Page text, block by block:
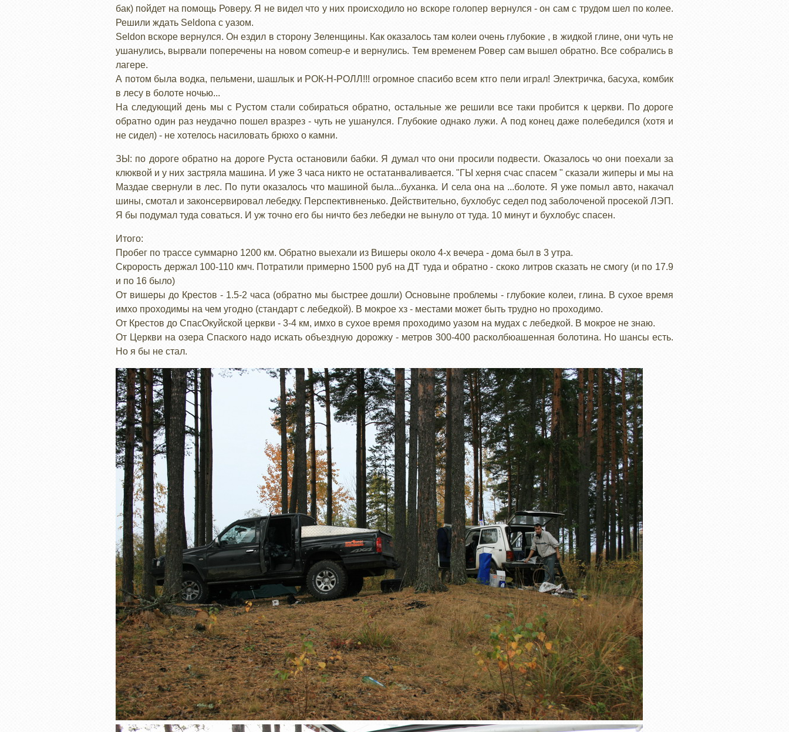
бак) пойдет на помощь Роверу. Я не видел что у них происходило но вскоре голопер вернулся - он сам с трудом шел по колее.
Решили ждать Seldona с уазом.
Seldon вскоре вернулся. Он ездил в сторону Зеленщины. Как оказалось там колеи очень глубокие , в жидкой глине, они чуть не
ушанулись, вырвали поперечены на новом comeup-е и вернулись. Тем временем Ровер сам вышел обратно. Все собрались в
лагере.
А потом была водка, пельмени, шашлык и РОК-Н-РОЛЛ!!! огромное спасибо всем ктго пели играл! Электричка, басуха, комбик
в лесу в болоте ночью...
На следующий день мы с Рустом стали собираться обратно, остальные же решили все таки пробится к церкви. По дороге
обратно один раз неудачно пошел вразрез - чуть не ушанулся. Глубокие однако лужи. А под конец даже полебедился (хотя и
не сидел) - не хотелось насиловать брюхо о камни.
ЗЫ: по дороге обратно на дороге Руста остановили бабки. Я думал что они просили подвести. Оказалось чо они поехали за
клюквой и у них застряла машина. И уже 3 часа никто не остатанваливается. "ГЫ херня счас спасем " сказали жиперы и мы на
Маздае свернули в лес. По пути оказалось что машиной была...буханка. И села она на ...болоте. Я уже помыл авто, накачал
шины, смотал и законсервировал лебедку. Перспективненько. Действительно, бухлобус седел под заболоченой просекой ЛЭП.
Я бы подумал туда соваться. И уж точно его бы ничто без лебедки не вынуло от туда. 10 минут и бухлобус спасен.
Итого:
Пробег по трассе суммарно 1200 км. Обратно выехали из Вишеры около 4-х вечера - дома был в 3 утра.
Скрорость держал 100-110 кмч. Потратили примерно 1500 руб на ДТ туда и обратно - скоко литров сказать не смогу (и по 17.9
и по 16 было)
От вишеры до Крестов - 1.5-2 часа (обратно мы быстрее дошли) Основыне проблемы - глубокие колеи, глина. В сухое время
имхо проходимы на чем угодно (стандарт с лебедкой). В мокрое хз - местами может быть трудно но проходимо.
От Крестов до СпасОкуйской церкви - 3-4 км, имхо в сухое время проходимо уазом на мудах с лебедкой. В мокрое не знаю.
От Церкви на озера Спаского надо искать объездную дорожку - метров 300-400 расколбюашенная болотина. Но шансы есть.
Но я бы не стал.